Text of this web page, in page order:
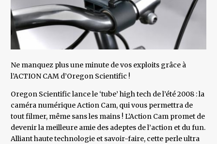
Ne manquez plus une minute de vos exploits grâce à
l’ACTION CAM d’Oregon Scientific !
Oregon Scientific lance le ‘tube’ high tech de l’été 2008 : la
caméra numérique Action Cam, qui vous permettra de
tout filmer, même sans les mains ! L’Action Cam promet de
devenir la meilleure amie des adeptes de l’action et du fun.
Alliant haute technologie et savoir-faire, cette perle ultra